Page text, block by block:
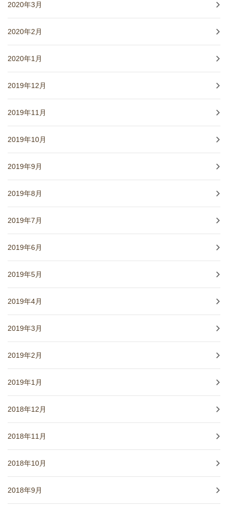
2020年3月
2020年2月
2020年1月
2019年12月
2019年11月
2019年10月
2019年9月
2019年8月
2019年7月
2019年6月
2019年5月
2019年4月
2019年3月
2019年2月
2019年1月
2018年12月
2018年11月
2018年10月
2018年9月